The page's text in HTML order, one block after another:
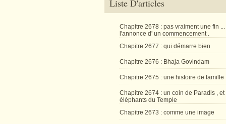
Liste D'articles
Chapitre 2678 : pas vraiment une fin ...
l'annonce d' un commencement .
Chapitre 2677 : qui démarre bien
Chapitre 2676 : Bhaja Govindam
Chapitre 2675 : une histoire de famille
Chapitre 2674 : un coin de Paradis , et
éléphants du Temple
Chapitre 2673 : comme une image